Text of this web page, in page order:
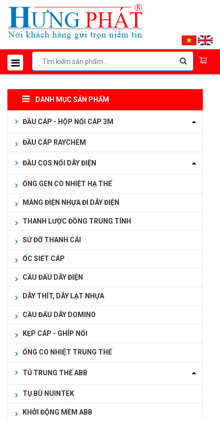
DANH MỤC SẢN PHẨM
ĐẦU CÁP - HỘP NỐI CÁP 3M
ĐẦU CÁP RAYCHEM
ĐẦU COS NỐI DÂY ĐIỆN
ỐNG GEN CO NHIỆT HẠ THẾ
MÁNG ĐIỆN NHỰA ĐI DÂY ĐIỆN
THANH LƯỢC ĐỒNG TRUNG TÍNH
SỨ ĐỠ THANH CÁI
ỐC SIẾT CÁP
CẦU ĐẤU DÂY ĐIỆN
DÂY THÍT, DÂY LẠT NHỰA
CẦU ĐẤU DÂY DOMINO
KẸP CÁP - GHÍP NỐI
ỐNG CO NHIỆT TRUNG THẾ
TỦ TRUNG THẾ ABB
TỤ BÙ NUINTEK
KHỞI ĐỘNG MỀM ABB